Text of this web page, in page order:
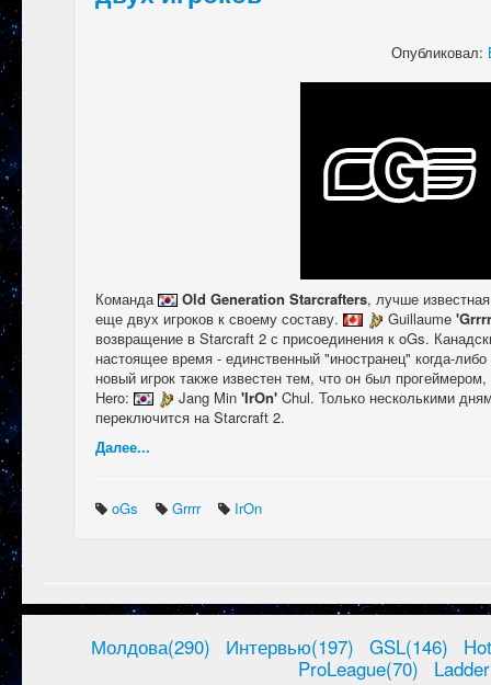
Опубликовал:
Команда Old Generation Starcrafters, лучше
еще двух игроков к своему составу.
Guillaume
возвращение в Starcraft 2 с присоединения к oGs.
настоящее время - единственный "иностранец" когда-
новый игрок также известен тем, что он был
Hero:
Jang Min 'IrOn' Chul. Только несколькими
переключится на Starcraft 2.
Далее...
oGs Grrrr IrOn
Молдова(290) Интервью(197) GSL(146)
ProLeague(70)